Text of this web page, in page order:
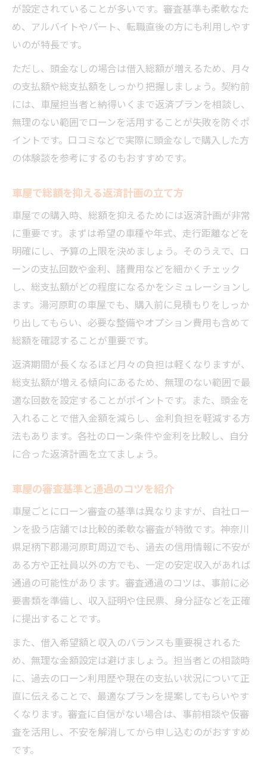
が設定されていることが多いです。審査基準も柔軟なた
め、アルバイトやパート、転職直後の方にも利用しやす
いのが特長です。
ただし、頭金なしの場合は借入総額が増えるため、月々
の支払額や総支払額をしっかり把握しましょう。契約前
には、車屋担当者と納得いくまで返済プランを相談し、
無理のない範囲でローンを活用することが失敗を防ぐポ
イントです。口コミなどで実際に頭金なしで購入した方
の体験談を参考にするのもおすすめです。
車屋で総額を抑える返済計画の立て方
車屋での購入時、総額を抑えるためには返済計画が非常
に重要です。まずは希望の車種や年式、走行距離などを
明確にし、予算の上限を決めましょう。そのうえで、ロ
ーンの支払回数や金利、諸費用などを細かくチェック
し、総支払額がどの程度になるかをシミュレーションし
ます。湯河原町の車屋でも、購入前に見積もりをしっか
り出してもらい、必要な整備やオプション費用も含めて
総額を確認することが重要です。
返済期間が長くなるほど月々の負担は軽くなりますが、
総支払額が増える傾向にあるため、無理のない範囲で最
適な回数を設定することがポイントです。また、頭金を
入れることで借入金額を減らし、金利負担を軽減する方
法もあります。各社のローン条件や金利を比較し、自分
に合った返済計画を立てましょう。
車屋の審査基準と通過のコツを紹介
車屋ごとにローン審査の基準は異なりますが、自社ロー
ンを扱う店舗では比較的柔軟な審査が特徴です。神奈川
県足柄下郡湯河原町周辺でも、過去の信用情報に不安が
ある方や正社員以外の方でも、一定の安定収入があれば
通過の可能性があります。審査通過のコツは、事前に必
要書類を準備し、収入証明や住民票、身分証などを正確
に提出することです。
また、借入希望額と収入のバランスも重要視されるた
め、無理な金額設定は避けましょう。担当者との相談時
に、過去のローン利用歴や現在の支払い状況について正
直に伝えることで、最適なプランを提案してもらいやす
くなります。審査に自信がない場合は、事前相談や仮審
査を活用し、不安を解消してから申し込むのがおすすめ
です。